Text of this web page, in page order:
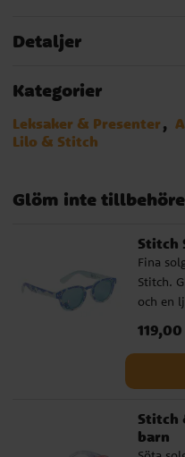
Detaljer
Kategorier
Leksaker & Presenter
Lilo & Stitch
Glöm inte
Stitch
Fina
Stitch.
och en
strålar
med
UV400-
ca 13 cm
Pris :
Stitch
barn